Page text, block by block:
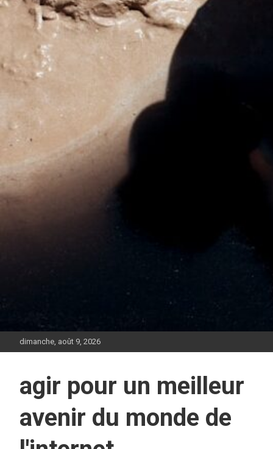
dimanche, août 9, 2026
agir pour un meilleur
avenir du monde de